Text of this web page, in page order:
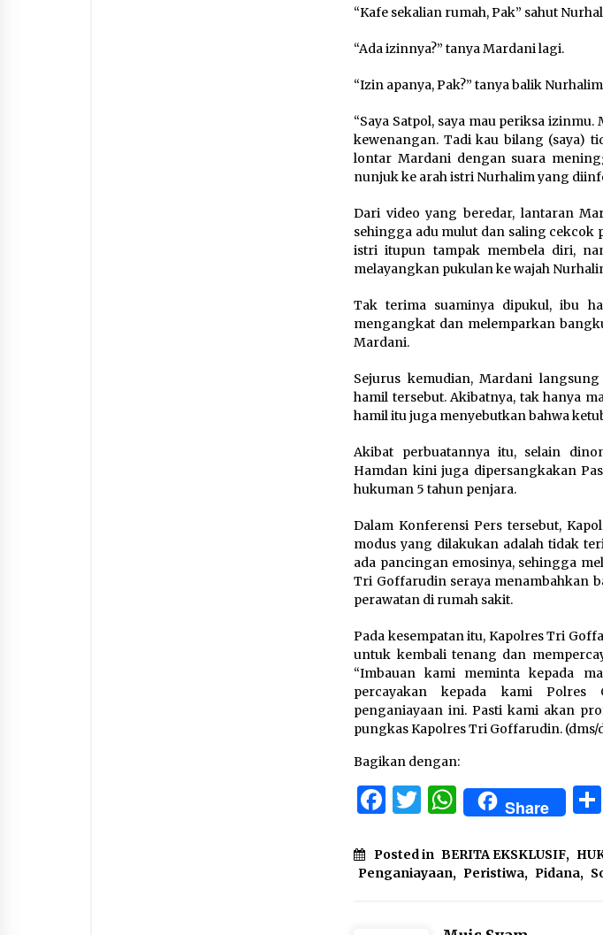
“Kafe sekalian rumah, Pak” sahut
“Ada izinnya?” tanya Mardani lagi.
“Izin apanya, Pak?” tanya balik
“Saya Satpol, saya mau periksa
kewenangan. Tadi kau bilang (saya)
lontar Mardani dengan suara
nunjuk ke arah istri Nurhalim yang
Dari video yang beredar, lantaran
sehingga adu mulut dan saling cekcok
istri itupun tampak membela diri,
melayangkan pukulan ke wajah
Tak terima suaminya dipukul, ibu
mengangkat dan melemparkan
Mardani.
Sejurus kemudian, Mardani
hamil tersebut. Akibatnya, tak hanya
hamil itu juga menyebutkan bahwa
Akibat perbuatannya itu, selain
Hamdan kini juga dipersangkakan
hukuman 5 tahun penjara.
Dalam Konferensi Pers tersebut,
modus yang dilakukan adalah tidak
ada pancingan emosinya, sehingga
Tri Goffarudin seraya menambahkan
perawatan di rumah sakit.
Pada kesempatan itu, Kapolres Tri
untuk kembali tenang dan
“Imbauan kami meminta kepada
percayakan kepada kami Polres
penganiayaan ini. Pasti kami akan
pungkas Kapolres Tri Goffarudin. (dms/
Bagikan dengan:
Facebook
Twitter
WhatsApp
Share
Posted in BERITA EKSKLUSIF,
Penganiayaan, Peristiwa, Pidana,